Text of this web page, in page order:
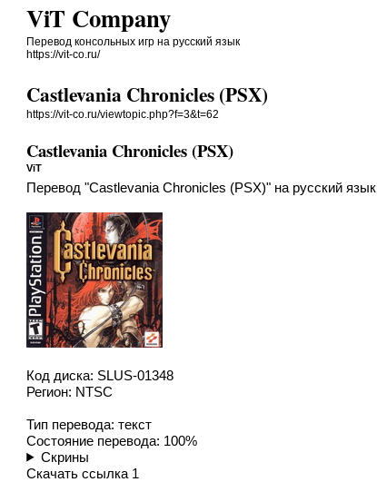
ViT Company
Перевод консольных игр на русский язык
https://vit-co.ru/
Castlevania Chronicles (PSX)
https://vit-co.ru/viewtopic.php?f=3&t=62
Castlevania Chronicles (PSX)
ViT
Перевод "Castlevania Chronicles (PSX)" на русский язык
Код диска: SLUS-01348
Регион: NTSC
Тип перевода: текст
Состояние перевода: 100%
Скрины
Скачатьссылка 1